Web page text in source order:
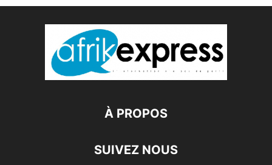
À PROPOS
SUIVEZ NOUS